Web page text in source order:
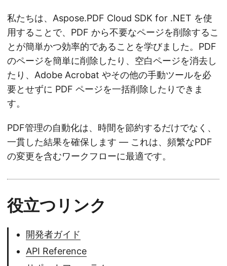
私たちは、Aspose.PDF Cloud SDK for .NET を使
用することで、PDF から不要なページを削除するこ
とが簡単かつ効率的であることを学びました。PDF
のページを簡単に削除したり、空白ページを消去し
たり、Adobe Acrobat やその他の手動ツールを必
要とせずに PDF ページを一括削除したりできま
す。
PDF管理の自動化は、時間を節約するだけでなく、
一貫した結果を確保します — これは、頻繁なPDF
の変更を含むワークフローに最適です。
役立つリンク
開発者ガイド
API Reference